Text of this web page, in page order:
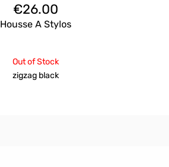
€26.00
Housse A Stylos
Out of Stock
zigzag black